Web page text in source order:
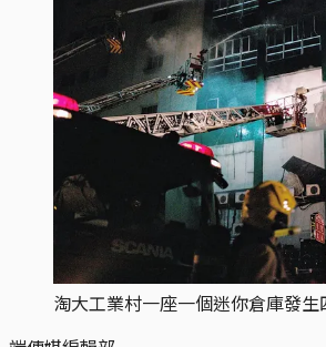
淘大工業村一座一個迷你倉庫發生